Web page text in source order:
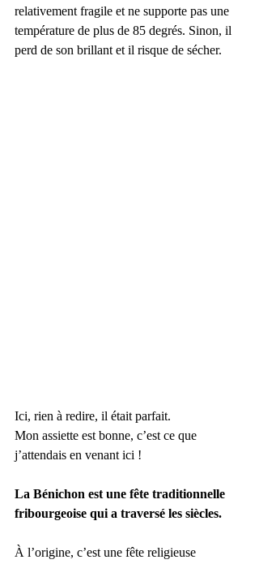
relativement fragile et ne supporte pas une
température de plus de 85 degrés. Sinon, il
perd de son brillant et il risque de sécher.
Ici, rien à redire, il était parfait.
Mon assiette est bonne, c’est ce que
j’attendais en venant ici !
La Bénichon est une fête traditionnelle
fribourgeoise qui a traversé les siècles.
À l’origine, c’est une fête religieuse